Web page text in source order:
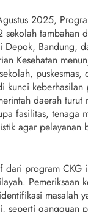
2025,
sekolah tambahan
Depok, Bandung,
Kesehatan
puskesmas,
kunci keberhasilan
daerah turut
fasilitas, tenaga
agar pelayanan
dari program CKG
Pemeriksaan
masalah
seperti gangguan